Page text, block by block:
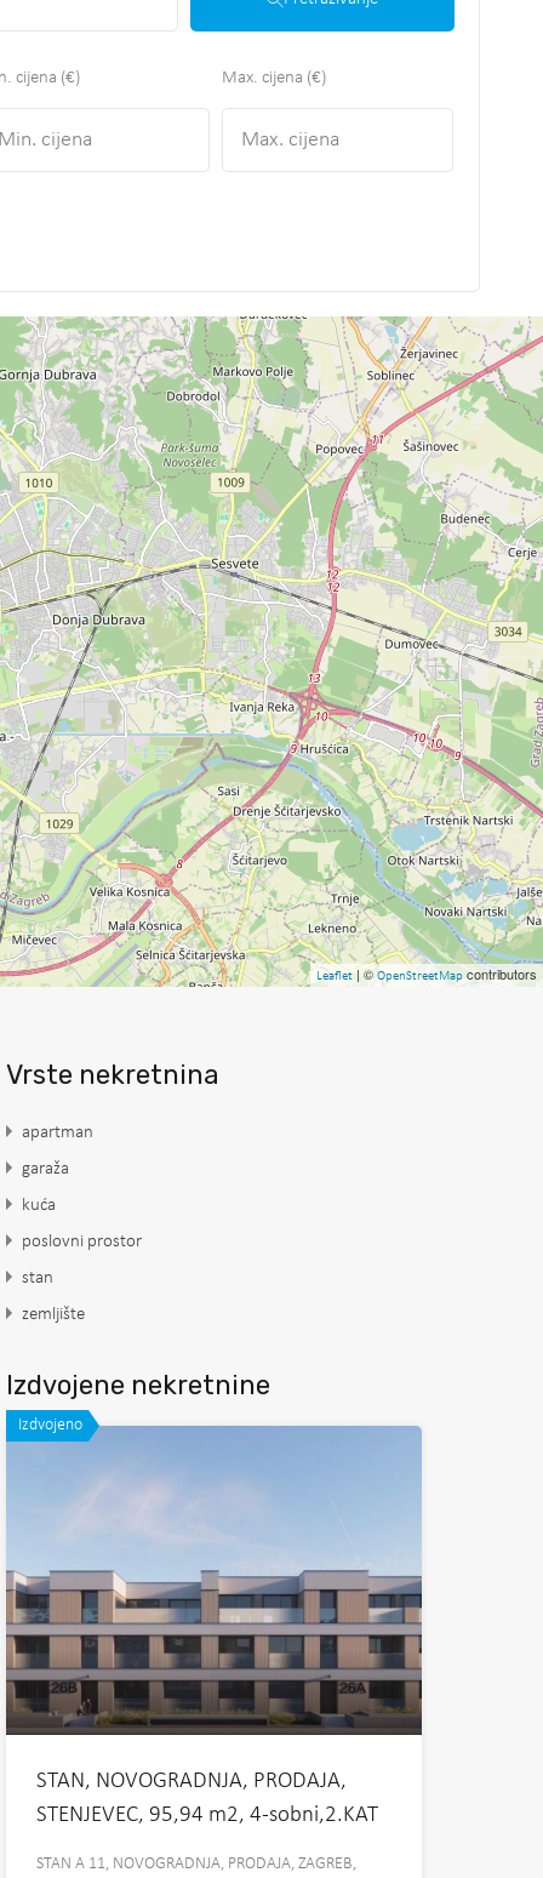
cijena (€) Max. cijena (€)
Leaflet| © OpenStreetMap contributors
Vrste nekretnina
apartman
garaža
kuća
poslovni prostor
stan
zemljište
Izdvojene nekretnine
Izdvojeno
STAN, NOVOGRADNJA, PRODAJA,
STENJEVEC, 95,94 m2, 4-sobni,2.KAT
STAN A 11, NOVOGRADNJA, PRODAJA, ZAGREB,